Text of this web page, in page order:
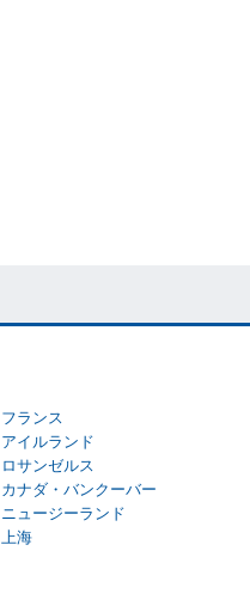
フランス
アイルランド
ロサンゼルス
カナダ・バンクーバー
ニュージーランド
上海